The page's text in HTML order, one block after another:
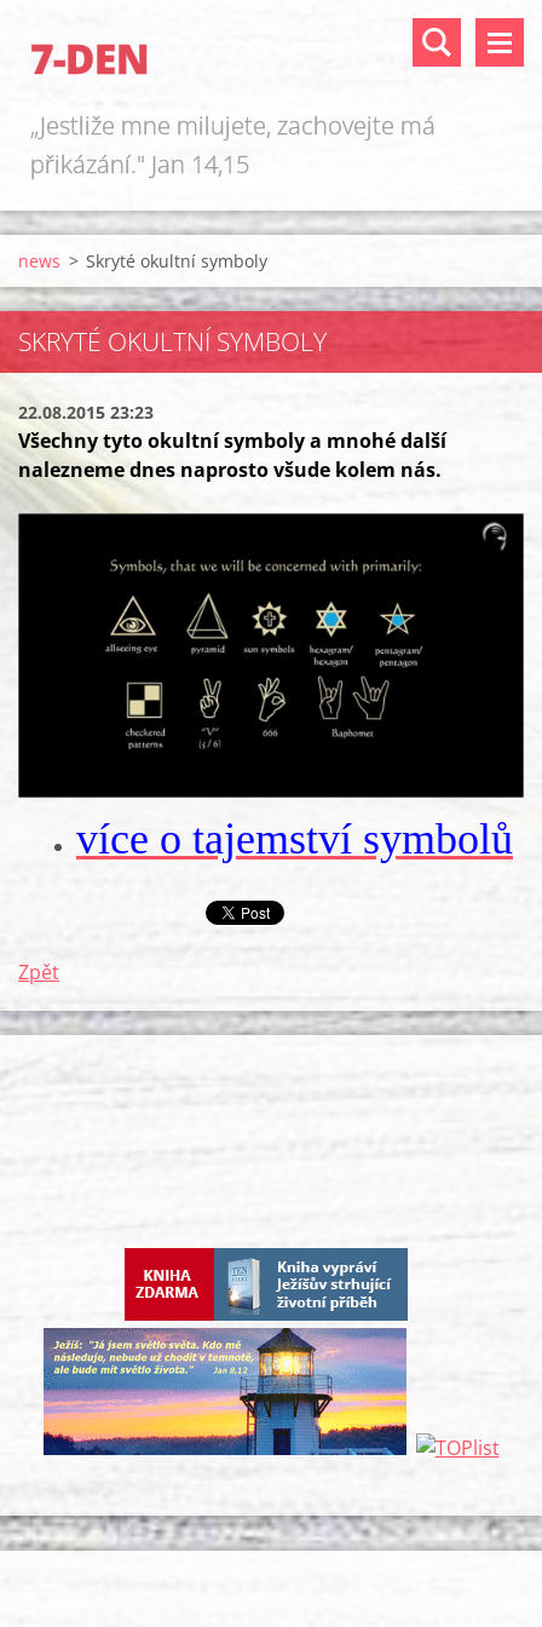
7-DEN
„Jestliže mne milujete, zachovejte má
přikázání." Jan 14,15
news > Skryté okultní symboly
SKRYTÉ OKULTNÍ SYMBOLY
22.08.2015 23:23
Všechny tyto okultní symboly a mnohé další
nalezneme dnes naprosto všude kolem nás.
více o tajemství symbolů
Zpět